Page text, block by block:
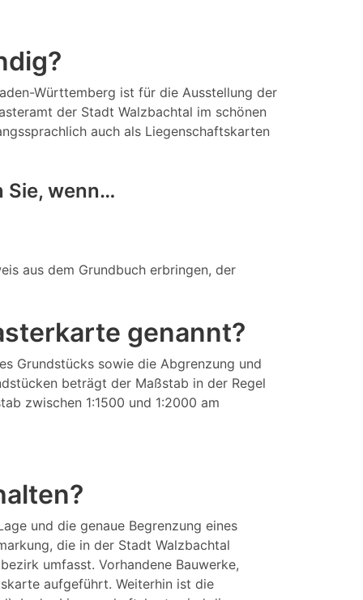
Württemberg ist für die Ausstellung der
der Stadt Walzbachtal im schönen
auch als Liegenschaftskarten
Sie, wenn…
aus dem Grundbuch erbringen, der
genannt?
Grundstücks sowie die Abgrenzung und
beträgt der Maßstab in der Regel
zwischen 1:1500 und 1:2000 am
und die genaue Begrenzung eines
die in der Stadt Walzbachtal
umfasst. Vorhandene Bauwerke,
aufgeführt. Weiterhin ist die